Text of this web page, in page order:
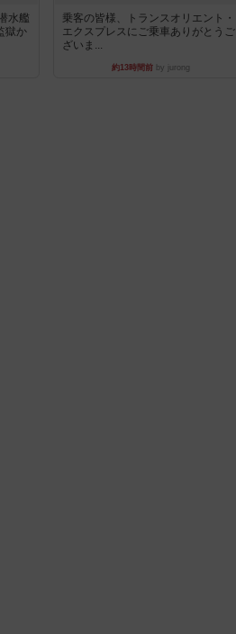
水艦
獄か
乗客の皆様、トランスオリエント・
エクスプレスにご乗車ありがとうご
ざいま...
約13時間前by jurong